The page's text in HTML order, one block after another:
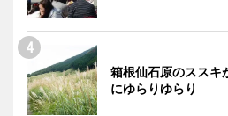
箱根仙石原のスス
にゆらりゆらり